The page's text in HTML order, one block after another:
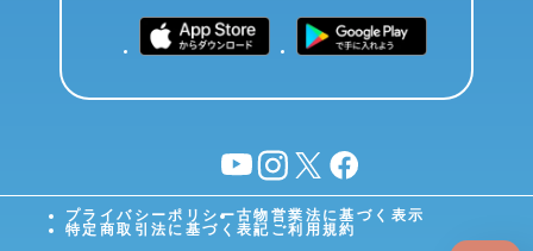
YouTubeinstagram
X facebook
プライバシーポリシー古物営業法に基づく表示
特定商取引法に基づく表記 ご利用規約